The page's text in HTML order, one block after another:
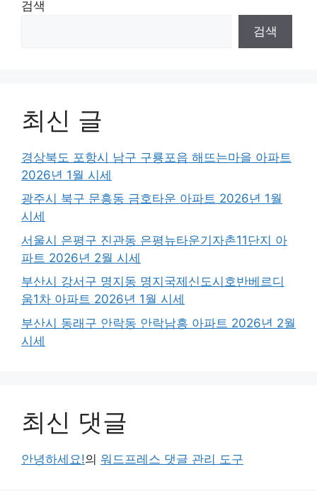
검색
검색
최신 글
경상북도 포항시 남구 구룡포읍 해뜨는마을 아파트
2026년 1월 시세
광주시 북구 문흥동 금호타운 아파트 2026년 1월
시세
서울시 은평구 진관동 은평뉴타운기자촌11단지 아
파트 2026년 2월 시세
부산시 강서구 명지동 명지국제신도시호반베르디
움1차 아파트 2026년 1월 시세
부산시 동래구 안락동 안락남흥 아파트 2026년 2월
시세
최신 댓글
안녕하세요!의 워드프레스 댓글 관리 도구